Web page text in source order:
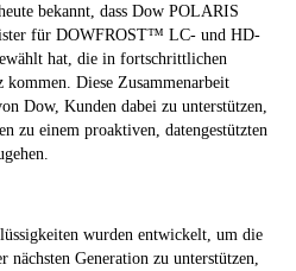
bekannt, dass Dow POLARIS
für DOWFROST™ LC- und HD-
hat, die in fortschrittlichen
kommen . Diese Zusammenarbeit
Dow, Kunden dabei zu unterstützen,
zu einem proaktiven, datengestützten
wurden entwickelt, um die
Generation zu unterstützen,